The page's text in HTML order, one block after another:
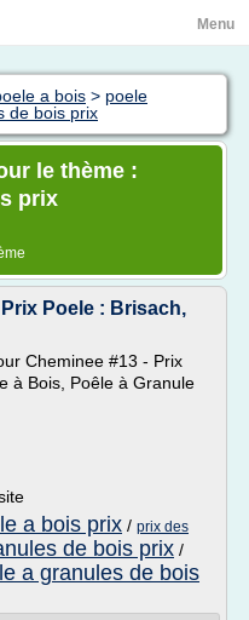
Menu
a bois > poele
de bois prix
le thème :
prix
Poele : Brisach,
Cheminee #13 - Prix
à Bois, Poêle à Granule
a bois prix / prix des
de bois prix /
a granules de bois